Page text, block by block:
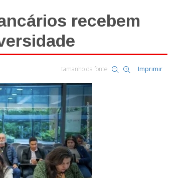
recebem
tamanho da fonte Imprimir